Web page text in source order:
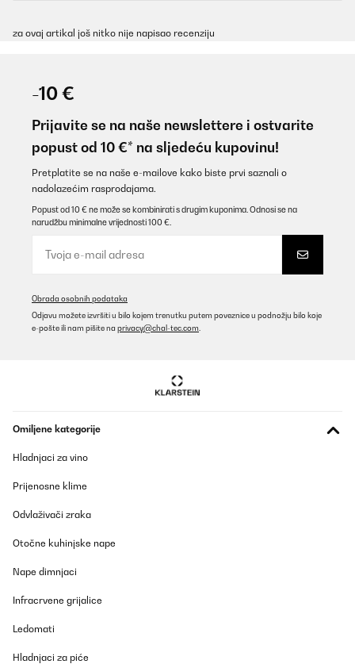
za ovaj artikal još nitko nije napisao recenziju
-10 €
Prijavite se na naše newslettere i ostvarite
popust od 10 €* na sljedeću kupovinu!
Pretplatite se na naše e-mailove kako biste prvi saznali o
nadolazećim rasprodajama.
Popust od 10 € ne može se kombinirati s drugim kuponima. Odnosi se na
narudžbu minimalne vrijednosti 100 €.
Obrada osobnih podataka
Odjavu možete izvršiti u bilo kojem trenutku putem poveznice u podnožju bilo koje
e-pošte ili nam pišite na privacy@chal-tec.com
Omiljene kategorije
Hladnjaci za vino
Prijenosne klime
Odvlaživači zraka
Otočne kuhinjske nape
Nape dimnjaci
Infracrvene grijalice
Ledomati
Hladnjaci za piće